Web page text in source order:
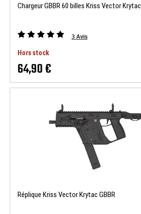
Chargeur GBBR 60 billes Kriss Vector Krytac
3Avis
Hors stock
64,90 €
Réplique Kriss Vector Krytac GBBR